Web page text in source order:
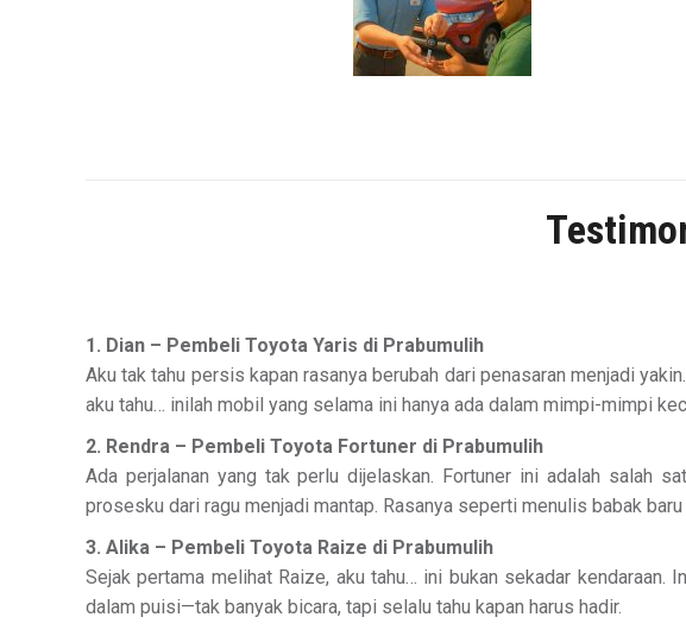
1. Dian – Pembeli Toyota Yaris di Prabumulih
Aku tak tahu persis kapan rasanya berubah dari penasaran menjadi
aku tahu… inilah mobil yang selama ini hanya ada dalam mimpi-mimpi
2. Rendra – Pembeli Toyota Fortuner di Prabumulih
Ada perjalanan yang tak perlu dijelaskan. Fortuner ini adalah salah
prosesku dari ragu menjadi mantap. Rasanya seperti menulis babak baru
3. Alika – Pembeli Toyota Raize di Prabumulih
Sejak pertama melihat Raize, aku tahu… ini bukan sekadar
dalam puisi—tak banyak bicara, tapi selalu tahu kapan harus hadir.